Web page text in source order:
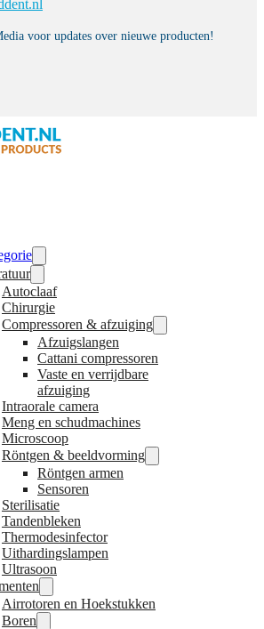
voor updates over nieuwe producten!
Autoclaaf
Chirurgie
Compressoren & afzuiging
Afzuigslangen
Cattani compressoren
Vaste en verrijdbare
afzuiging
Intraorale camera
Meng en schudmachines
Microscoop
Röntgen & beeldvorming
Röntgen armen
Sensoren
Sterilisatie
Tandenbleken
Thermodesinfector
Uithardingslampen
Ultrasoon
Airrotoren en Hoekstukken
Boren